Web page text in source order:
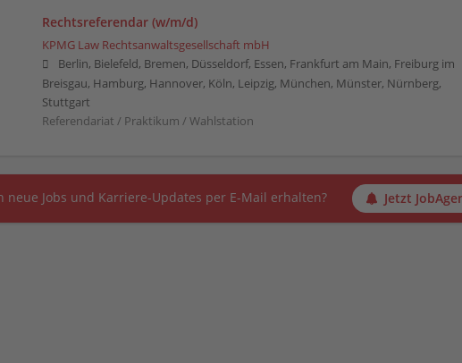
Rechtsreferendar (w/m/d)
KPMG Law Rechtsanwaltsgesellschaft mbH
Berlin, Bielefeld, Bremen, Düsseldorf, Essen, Frankfurt am Main, Freiburg im
Breisgau, Hamburg, Hannover, Köln, Leipzig, München, Münster, Nürnberg,
Stuttgart
Referendariat / Praktikum / Wahlstation
neue Jobs und Karriere-Updates per E-Mail erhalten? Jetzt